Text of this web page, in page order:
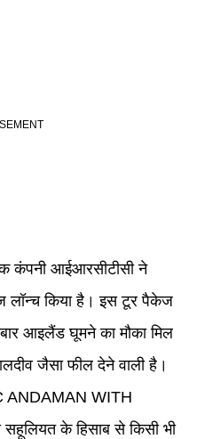
कंपनी आईआरसीटीसी ने
लॉन्च किया है। इस टूर पैकेज
आइलैंड घूमने का मौका मिल
जैसा फील देने वाली है।
ANDAMAN WITH
के हिसाब से किसी भी